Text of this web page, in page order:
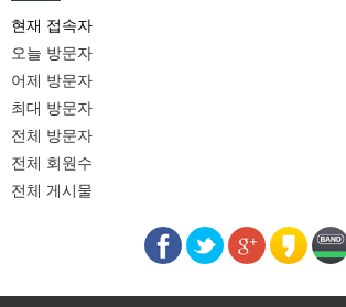
현재 접속자
오늘 방문자
어제 방문자
최대 방문자
전체 방문자
전체 회원수
전체 게시물